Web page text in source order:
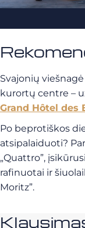
Svajonių
kurortų centre –
Grand Hôtel des
Po beprotiškos
atsipalaiduoti?
„Quattro”,
rafinuotai ir
Moritz”.